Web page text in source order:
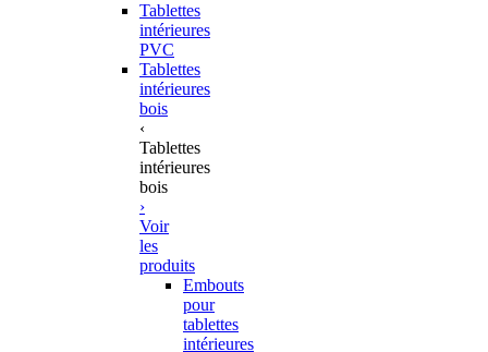
Tablettes
intérieures
PVC
Tablettes
intérieures
bois
‹
Tablettes
intérieures
bois
›
Voir
les
produits
Embouts
pour
tablettes
intérieures